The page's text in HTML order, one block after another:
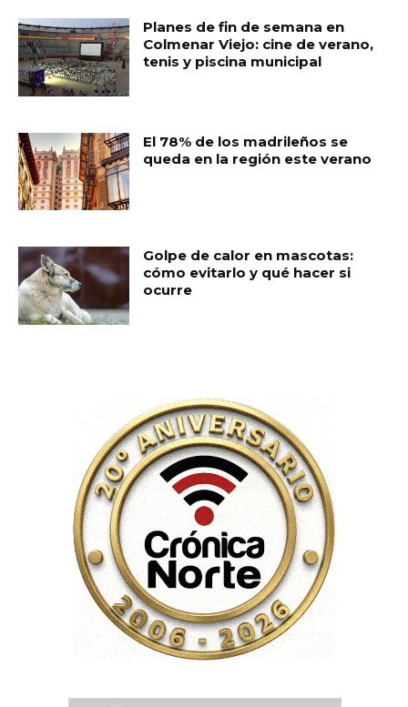
Planes de fin de semana en
Colmenar Viejo: cine de verano,
tenis y piscina municipal
El 78% de los madrileños se
queda en la región este verano
Golpe de calor en mascotas:
cómo evitarlo y qué hacer si
ocurre